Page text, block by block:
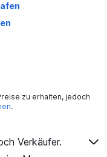
zu erhalten, jedoch
.
Verkäufer.